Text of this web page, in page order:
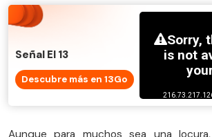
Señal El 13
Descubre más en 13Go